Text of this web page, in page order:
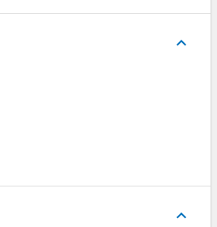
keyboard_arrow_up
keyboard_arrow_up